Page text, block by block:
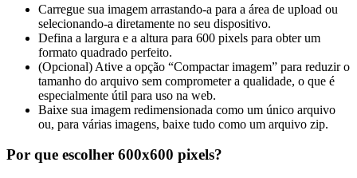
Carregue sua imagem arrastando-a para a área de upload ou
selecionando-a diretamente no seu dispositivo.
Defina a largura e a altura para 600 pixels para obter um
formato quadrado perfeito.
(Opcional) Ative a opção “Compactar imagem” para reduzir o
tamanho do arquivo sem comprometer a qualidade, o que é
especialmente útil para uso na web.
Baixe sua imagem redimensionada como um único arquivo
ou, para várias imagens, baixe tudo como um arquivo zip.
Por que escolher 600x600 pixels?